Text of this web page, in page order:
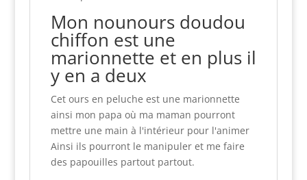
Mon nounours doudou
chiffon est une
marionnette et en plus il
y en a deux
Cet ours en peluche est une marionnette
ainsi mon papa où ma maman pourront
mettre une main à l'intérieur pour l'animer
Ainsi ils pourront le manipuler et me faire
des papouilles partout partout.